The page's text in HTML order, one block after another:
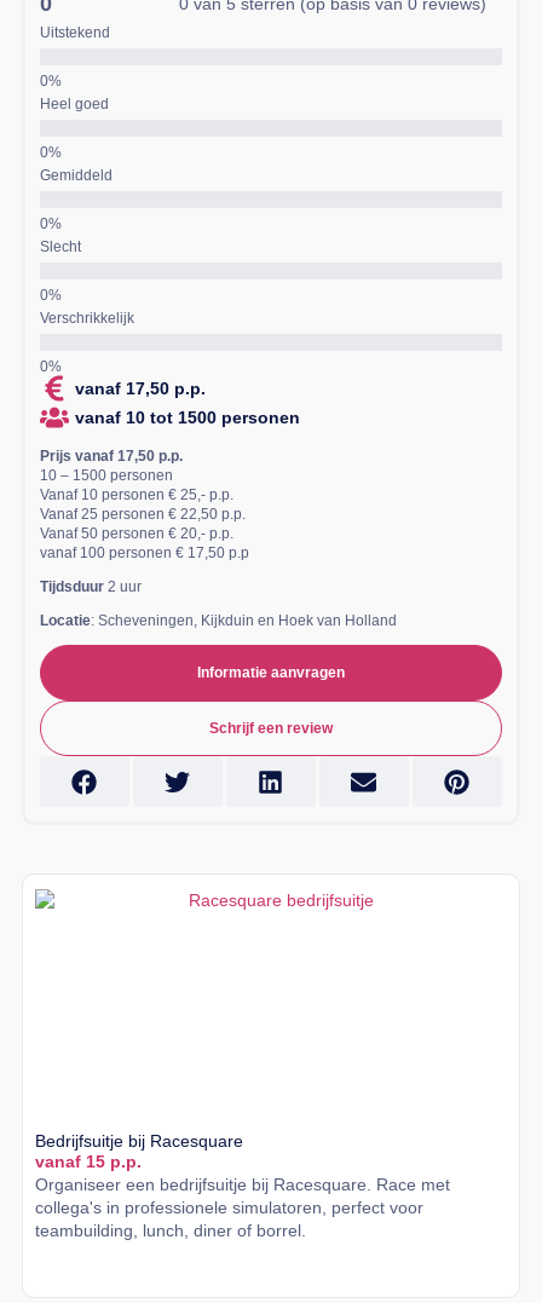
Uitstekend
Heel goed
Gemiddeld
Slecht
Verschrikkelijk
vanaf 17,50 p.p.
vanaf 10 tot 1500 personen
Prijs vanaf 17,50 p.p.
10 – 1500 personen
Vanaf 10 personen € 25,- p.p.
Vanaf 25 personen € 22,50 p.p.
Vanaf 50 personen € 20,- p.p.
vanaf 100 personen € 17,50 p.p
Tijdsduur 2 uur
Locatie: Scheveningen, Kijkduin en Hoek van Holland
Informatie aanvragen
Schrijf een review
Bedrijfsuitje bij Racesquare
vanaf 15 p.p.
Organiseer een bedrijfsuitje bij Racesquare. Race met
collega's in professionele simulatoren, perfect voor
teambuilding, lunch, diner of borrel.